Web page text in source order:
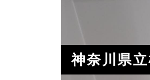
神奈川県